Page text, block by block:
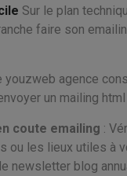
Sur le plan
faire son
agence
un mailing
coute emailing :
ou les lieux utiles à
newsletter blog